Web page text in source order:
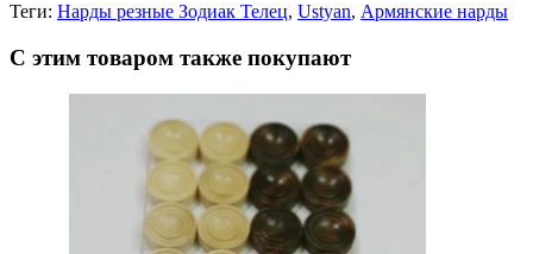
Теги: Нарды резные Зодиак Телец, Ustyan, Армянские нарды
С этим товаром также покупают